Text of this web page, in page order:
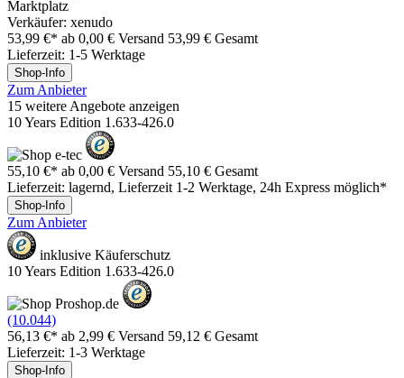
Marktplatz
Verkäufer: xenudo
53,99 €* ab 0,00 € Versand 53,99 € Gesamt
Lieferzeit: 1-5 Werktage
Shop-Info
Zum Anbieter
15 weitere Angebote anzeigen
10 Years Edition 1.633-426.0
55,10 €* ab 0,00 € Versand 55,10 € Gesamt
Lieferzeit: lagernd, Lieferzeit 1-2 Werktage, 24h Express möglich*
Shop-Info
Zum Anbieter
inklusive Käuferschutz
10 Years Edition 1.633-426.0
(10.044)
56,13 €* ab 2,99 € Versand 59,12 € Gesamt
Lieferzeit: 1-3 Werktage
Shop-Info